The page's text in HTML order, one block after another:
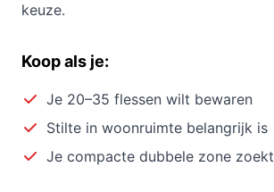
keuze.
Koop als je:
Je 20–35 flessen wilt bewaren
Stilte in woonruimte belangrijk is
Je compacte dubbele zone zoekt